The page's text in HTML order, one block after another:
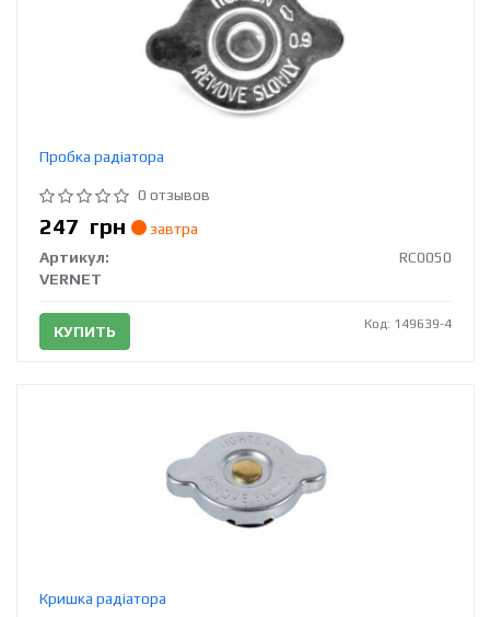
Пробка радіатора
0 отзывов
247 грн
завтра
Артикул:
RC0050
VERNET
КУПИТЬ Код: 149639-4
Кришка радіатора